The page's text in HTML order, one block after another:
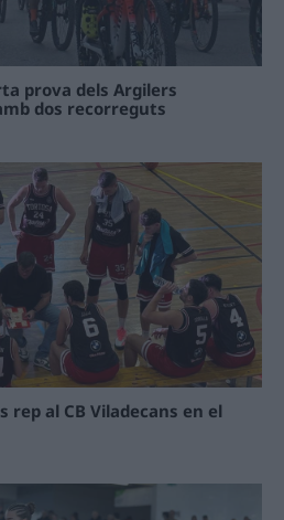
prova dels Argilers
dos recorreguts
rep al CB Viladecans en el